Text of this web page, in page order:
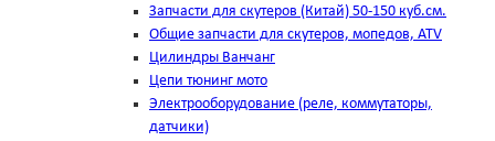
Запчасти для скутеров (Китай) 50-150 куб.см.
Общие запчасти для скутеров, мопедов, ATV
Цилиндры Ванчанг
Цепи тюнинг мото
Электрооборудование (реле, коммутаторы,
датчики)